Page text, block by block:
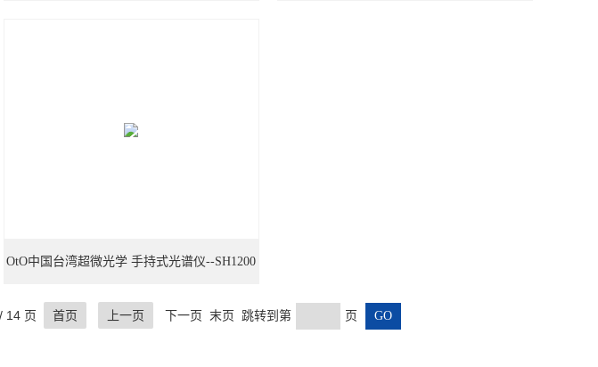
OtO中国台湾超微光学 手持式光谱仪--SH1200
14 页 首页 上一页 下一页 末页 跳转到第 页